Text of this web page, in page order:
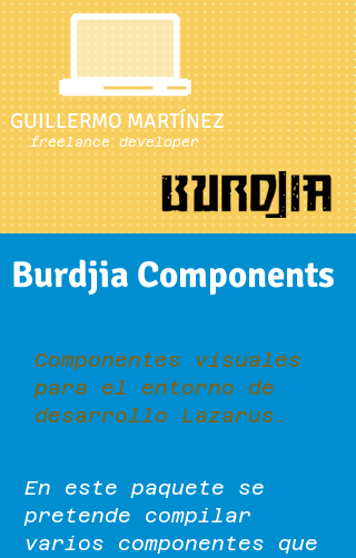
GUILLERMO MARTÍNEZ
freelance developer
Burdjia Components
Componentes visuales
para el entorno de
desarrollo Lazarus.
En este paquete se
pretende compilar
varios componentes que